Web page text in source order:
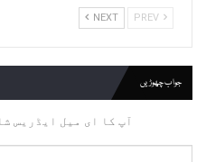
NEXT
جواب چھوڑیں
آپ کا ای میل ایڈریس